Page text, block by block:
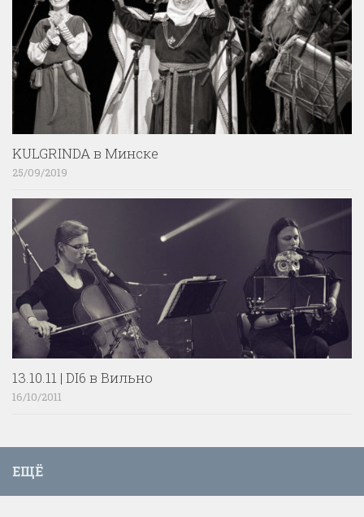
KULGRINDA в Минске
25/09/2019
13.10.11 | DI6 в Вильно
16/10/2011
ЕЩЁ